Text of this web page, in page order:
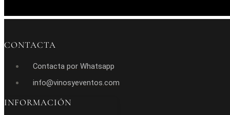
CONTACTA
Contacta por Whatsapp
info@vinosyeventos.com
INFORMACIÓN